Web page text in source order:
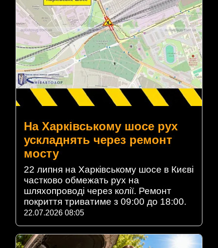
На Харківському шосе рух
ускладнять через ремонт
мосту
22 липня на Харківському шосе в Києві
частково обмежать рух на
шляхопроводі через колії. Ремонт
покриття триватиме з 09:00 до 18:00.
22.07.2026 08:05